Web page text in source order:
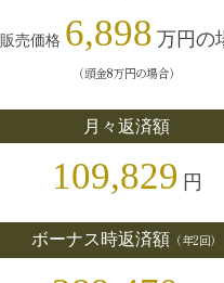
販売価格 6,898 万円の
（頭金8万円の場合）
月々返済額
109,829 円
ボーナス時返済額 （年2回）